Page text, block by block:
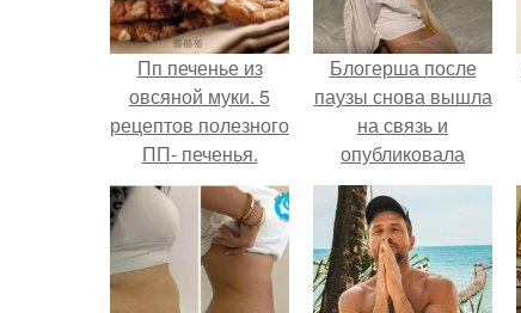
Пп печенье из
овсяной муки. 5
рецептов полезного
ПП- печенья.
Блогерша после
паузы снова вышла
на связь и
опубликовала
свежую серию
кадров из спальни.